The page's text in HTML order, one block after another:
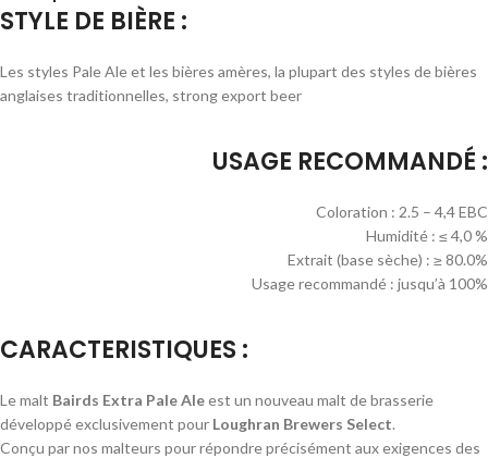
STYLE DE BIÈRE :
Les styles Pale Ale et les bières amères, la plupart des styles de bières
anglaises traditionnelles, strong export beer
USAGE RECOMMANDÉ :
Coloration : 2.5 – 4,4 EBC
Humidité : ≤ 4,0 %
Extrait (base sèche) : ≥ 80.0%
Usage recommandé : jusqu’à 100%
CARACTERISTIQUES :
Le malt Bairds Extra Pale Aleest un nouveau malt de brasserie
développé exclusivement pour Loughran Brewers Select.
Conçu par nos malteurs pour répondre précisément aux exigences des